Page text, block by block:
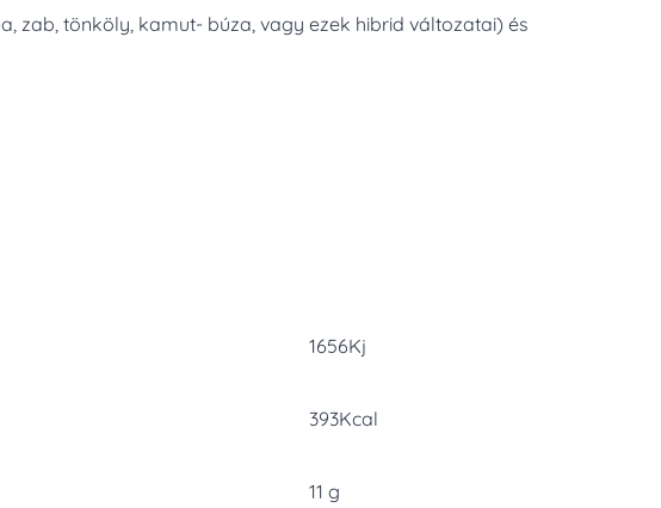
zab, tönköly, kamut- búza, vagy ezek hibrid változatai) és
1656Kj
393Kcal
11 g